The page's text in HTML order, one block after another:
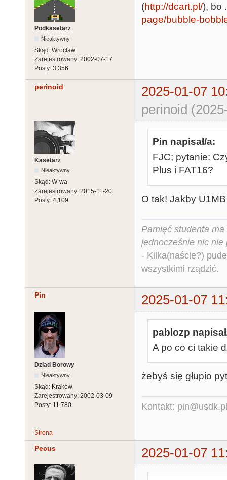
Podkasetarz
Nieaktywny
Skąd: Wrocław
Zarejestrowany: 2002-07-17
Posty: 3,356
(http://dcart.pl/), bo
page/bubble-
perinoid
2025-01-07
perinoid
Kasetarz
Nieaktywny
Skąd: W-wa
Zarejestrowany: 2015-11-20
Posty: 4,109
Pin napisał/a:
FJC; pytanie:
Plus i FAT16?
O tak! Jakby
Pamięć studenta
jednocześnie nic nie
- Kilka(naście?)
wszystkimi rządzić.
Pin 2025-01-07
Dziad Borowy
Nieaktywny
Skąd: Kraków
Zarejestrowany: 2002-03-09
Posty: 11,780
pablozp
A po co ci takie
żebyś się głupio
Kontakt: pin@usdk.pl
Strona
Pecus 2025-01-07